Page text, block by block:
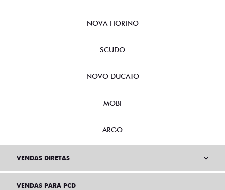
NOVA FIORINO
SCUDO
NOVO DUCATO
MOBI
ARGO
VENDAS DIRETAS
VENDAS PARA PCD